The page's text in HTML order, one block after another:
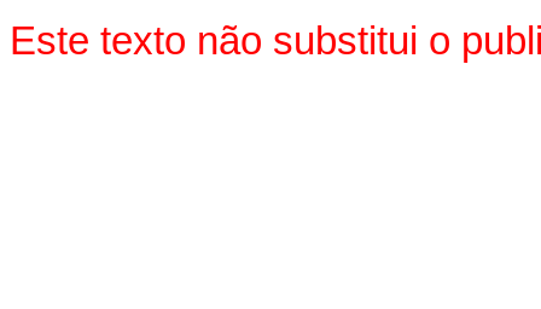
Este texto não substitui o